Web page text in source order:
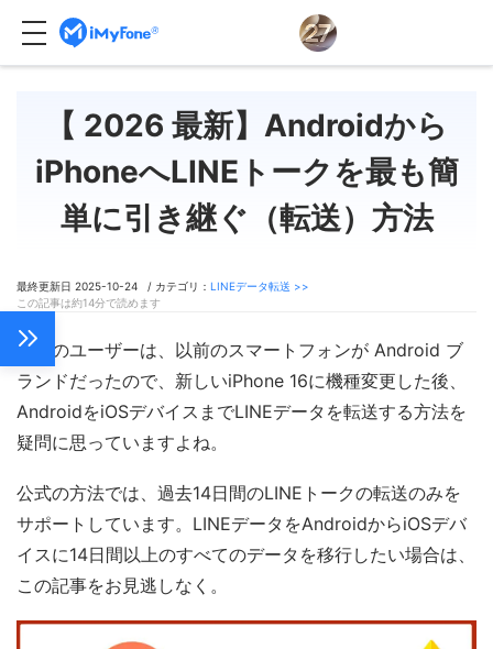
【 2026 最新】Androidから
iPhoneへLINEトークを最も簡
単に引き継ぐ（転送）方法
最終更新日 2025-10-24 / カテゴリ： LINEデータ転送 >>
この記事は約14分で読めます
多くのユーザーは、以前のスマートフォンが Android ブ
ランドだったので、新しいiPhone 16に機種変更した後、
AndroidをiOSデバイスまでLINEデータを転送する方法を
疑問に思っていますよね。
公式の方法では、過去14日間のLINEトークの転送のみを
サポートしています。LINEデータをAndroidからiOSデバ
イスに14日間以上のすべてのデータを移行したい場合は、
この記事をお見逃しなく。